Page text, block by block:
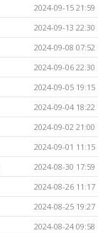
2024-09-15 21:59
2024-09-13 22:30
2024-09-08 07:52
2024-09-06 22:30
2024-09-05 19:15
2024-09-04 18:22
2024-09-02 21:00
2024-09-01 11:15
2024-08-30 17:59
2024-08-26 11:17
2024-08-25 19:27
2024-08-24 09:58